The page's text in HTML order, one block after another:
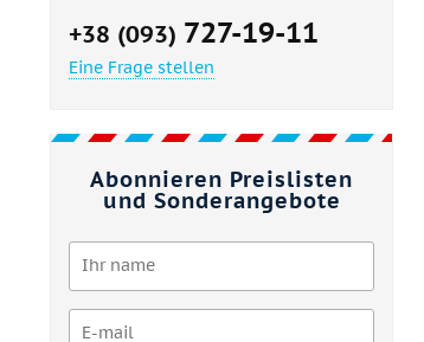
+38 (093) 727-19-11
Eine Frage stellen
Abonnieren Preislisten
und Sonderangebote